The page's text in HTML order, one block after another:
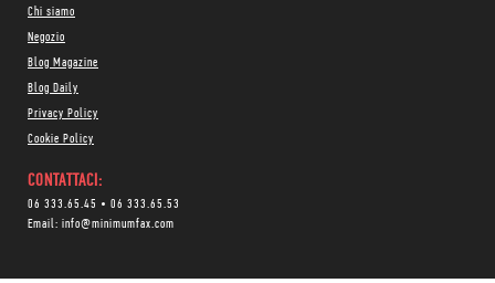
Chi siamo
Negozio
Blog Magazine
Blog Daily
Privacy Policy
Cookie Policy
CONTATTACI:
06 333.65.45 • 06 333.65.53
Email: info@minimumfax.com